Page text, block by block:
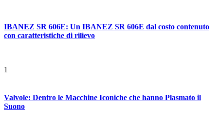
IBANEZ SR 606E: Un IBANEZ SR 606E dal costo contenuto
con caratteristiche di rilievo
1
Valvole: Dentro le Macchine Iconiche che hanno Plasmato il
Suono